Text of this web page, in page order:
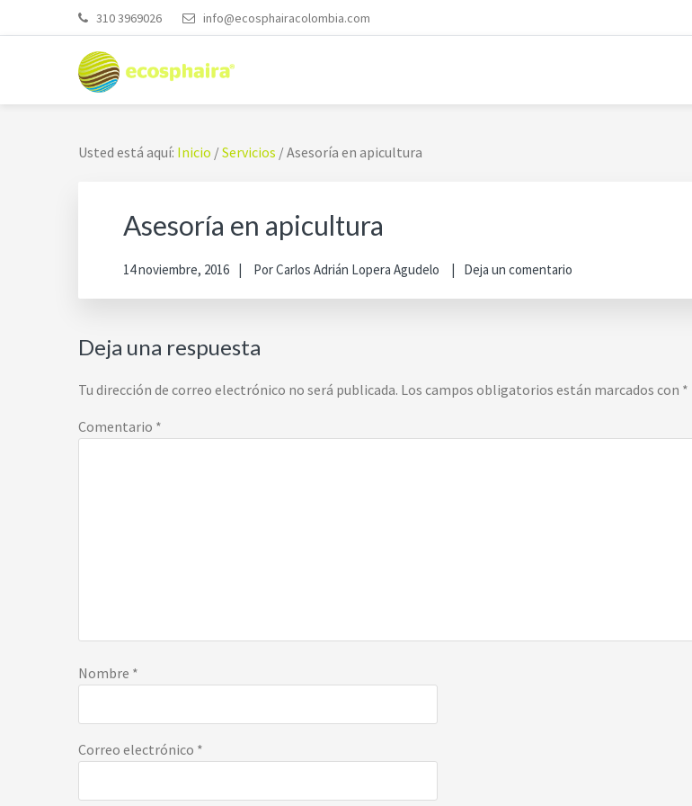
a
principal
al
a
lateral
to
310 3969026 info@ecosphairacolombia.com
ECOSPHAIRA COLOMBIA
Insumos biotecnológicos para la agricultura
Usted está aquí: Inicio /Servicios /Asesoría en apicultura
Asesoría en apicultura
14 noviembre, 2016 PorCarlos Adrián Lopera Agudelo Deja un comentario
Interacciones
con
los
lectores
Deja una respuesta
Tu dirección de correo electrónico no será publicada. Los campos obligatorios están marcados con *
Comentario *
Nombre *
Correo electrónico *